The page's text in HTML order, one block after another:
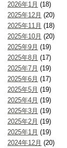
2026年1月 (18)
2025年12月 (20)
2025年11月 (18)
2025年10月 (20)
2025年9月 (19)
2025年8月 (17)
2025年7月 (19)
2025年6月 (17)
2025年5月 (19)
2025年4月 (19)
2025年3月 (19)
2025年2月 (19)
2025年1月 (19)
2024年12月 (20)